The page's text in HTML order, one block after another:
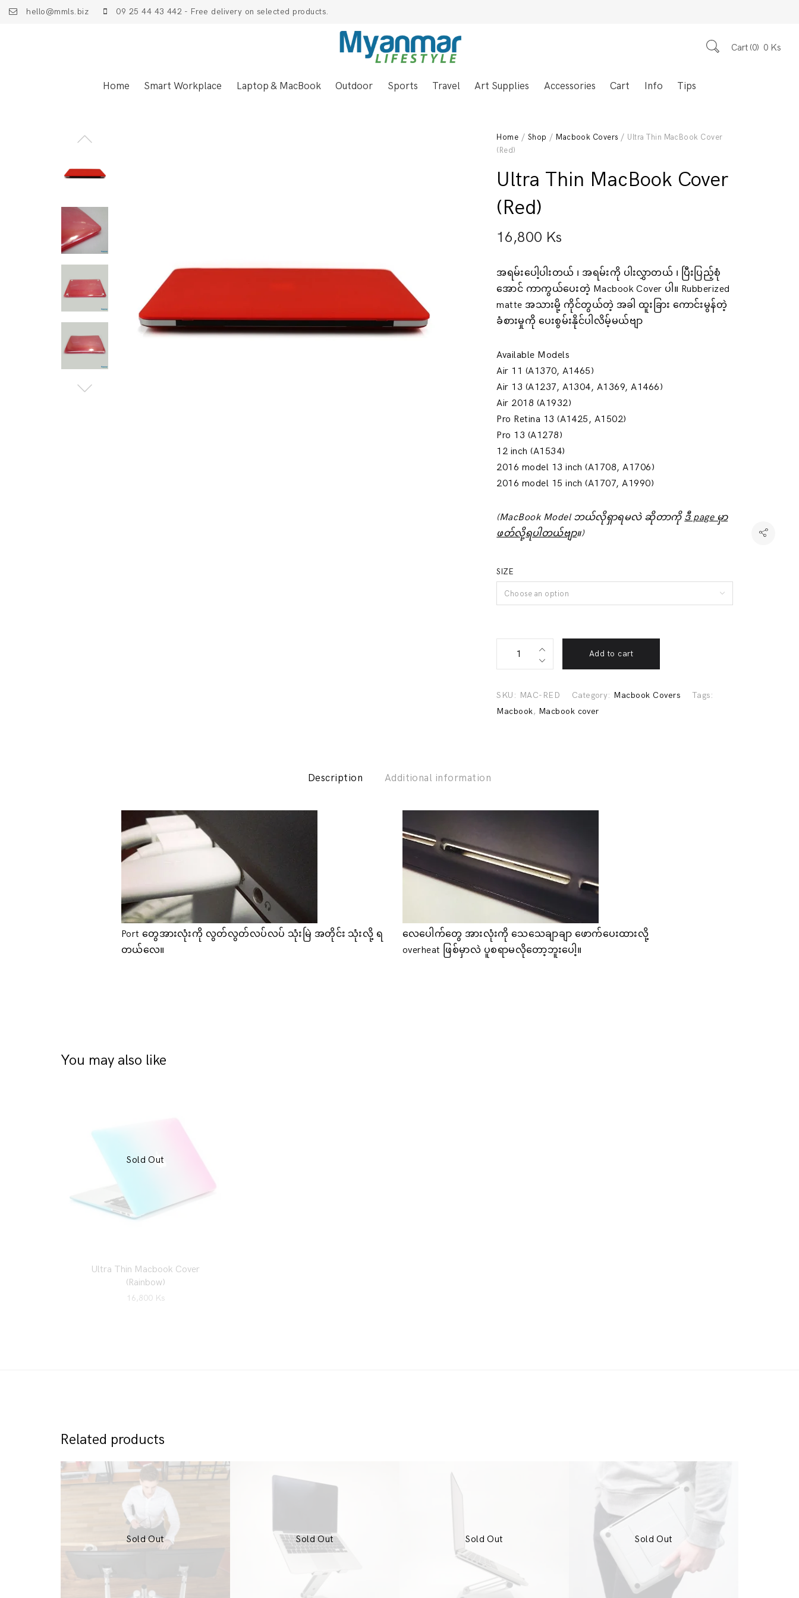
hello@mmls.biz 09 25 44 43 442 - Free delivery on selected products.
Cart 0 0 Ks
Home Smart Workplace Laptop & MacBook Outdoor Sports Travel Art Supplies Accessories Cart Info Tips
Home / Shop / Macbook Covers / Ultra Thin MacBook Cover
(Red)
Ultra Thin MacBook Cover
(Red)
16,800 Ks
အရမ်းပေါ့ပါးတယ် ၊ အရမ်းကို ပါးလွှာတယ် ၊ ပြီးပြည့်စုံ
အောင် ကာကွယ်ပေးတဲ့ Macbook Cover ပါ။ Rubberized
matte အသားမို့ ကိုင်တွယ်တဲ့ အခါ ထူးခြား ကောင်းမွန်တဲ့
ခံစားမှုကို ပေးစွမ်းနိုင်ပါလိမ့်မယ်ဗျာ
Available Models
Air 11 (A1370, A1465)
Air 13 (A1237, A1304, A1369, A1466)
Air 2018 (A1932)
Pro Retina 13 (A1425, A1502)
Pro 13 (A1278)
12 inch (A1534)
2016 model 13 inch (A1708, A1706)
2016 model 15 inch (A1707, A1990)
(MacBook Model ဘယ်လိုရှာရမလဲ ဆိုတာကို ဒီ page မှာ
ဖတ်လို့ရပါတယ်ဗျာ။)
SIZE
Choose an option
Cover
(Red)
Add to cart
SKU: MAC-RED Category: Macbook Covers
Tags:
Macbook, Macbook cover
Description Additional information
Port တွေအားလုံးကို လွတ်လွတ်လပ်လပ် သုံးမြဲ အတိုင်း သုံးလို့ ရ
တယ်လေ။
လေပေါက်တွေ အားလုံးကို သေသေချာချာ ဖောက်ပေးထားလို့
overheat ဖြစ်မှာလဲ ပူစရာမလိုတော့ဘူးပေါ့။
You may also like
Ultra Thin Macbook Cover
(Rainbow)
16,800 Ks
Sold Out
Related products
Sold Out Sold Out Sold Out Sold Out